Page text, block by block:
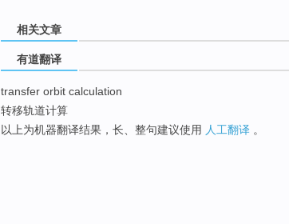
相关文章
有道翻译
transfer orbit calculation
转移轨道计算
以上为机器翻译结果，长、整句建议使用 人工翻译 。